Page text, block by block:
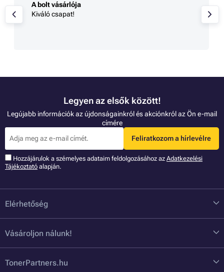
A bolt vásárlója
Kiváló csapat!
Legyen az elsők között!
Legújabb információk az újdonságainkról és akciónkról az Ön e-mail
címére
Feliratkozom a hírlevélre
Hozzájárulok a szémelyes adataim feldolgozásához az Adatkezelési
Tájékoztató alapján.
Elérhetőség
Vásároljon nálunk!
TonerPartners.hu